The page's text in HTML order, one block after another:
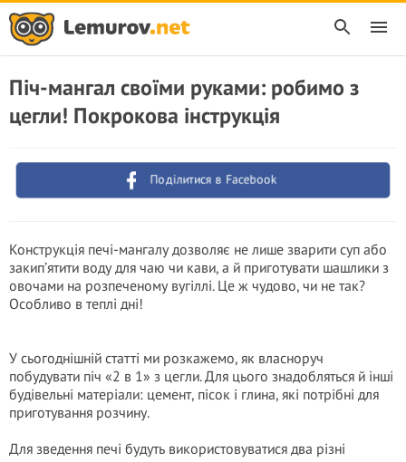
Піч-мангал своїми руками: робимо з
цегли! Покрокова інструкція
Поділитися в Facebook
Конструкція печі-мангалу дозволяє не лише зварити суп або
закип’ятити воду для чаю чи кави, а й приготувати шашлики з
овочами на розпеченому вугіллі. Це ж чудово, чи не так?
Особливо в теплі дні!
У сьогоднішній статті ми розкажемо, як власноруч
побудувати піч «2 в 1» з цегли. Для цього знадобляться й інші
будівельні матеріали: цемент, пісок і глина, які потрібні для
приготування розчину.
Для зведення печі будуть використовуватися два різні